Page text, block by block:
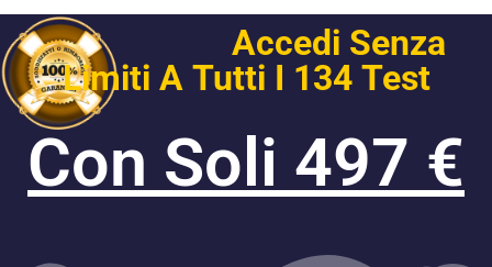
Accedi Senza
Limiti A Tutti I 134 Test​
Con Soli 497 €